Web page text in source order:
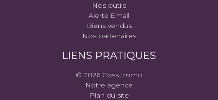
Nos outils
Alerte Email
Biens vendus
Nos partenaires
LIENS PRATIQUES
© 2026 Coss Immo
Notre agence
Plan du site